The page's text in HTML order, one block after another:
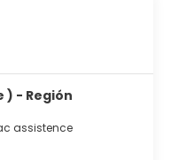
) - Región
assistence